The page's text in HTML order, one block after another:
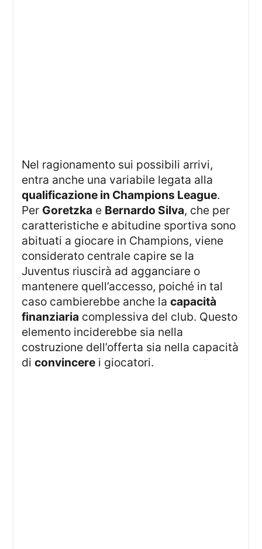
Nel ragionamento sui possibili arrivi,
entra anche una variabile legata alla
qualificazione in Champions League.
Per Goretzka e Bernardo Silva, che per
caratteristiche e abitudine sportiva sono
abituati a giocare in Champions, viene
considerato centrale capire se la
Juventus riuscirà ad agganciare o
mantenere quell’accesso, poiché in tal
caso cambierebbe anche lacapacità
finanziaria complessiva del club. Questo
elemento inciderebbe sia nella
costruzione dell’offerta sia nella capacità
diconvincere i giocatori.